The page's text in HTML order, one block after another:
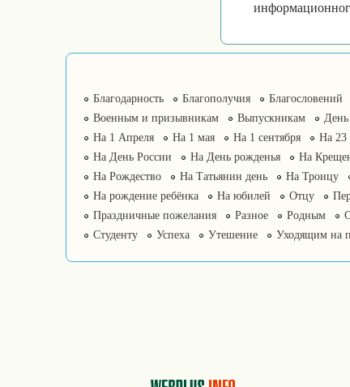
Благодарность Благополучия Благословений
Военным и призывникам
Выпускникам
На 1 Апреля
На 1 мая На 1 сентября На 23
На День России
На День рожденья На
На Рождество
На Татьянин день На Троицу
На рождение ребёнка
На юбилей Отцу
Праздничные пожелания
Разное Родным
Студенту
Успеха Утешение Уходящим на